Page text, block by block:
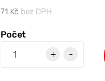
71 Kč bez DPH
Počet
+
-